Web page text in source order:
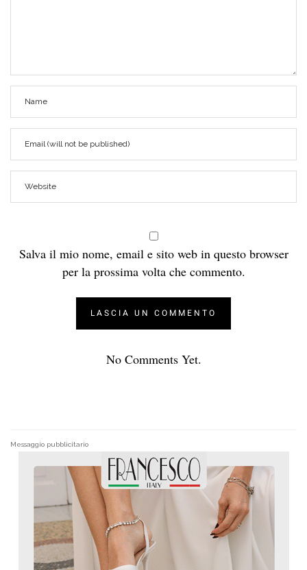
Salva il mio nome, email e sito web in questo browser
per la prossima volta che commento.
No Comments Yet.
Messaggio pubblicitario